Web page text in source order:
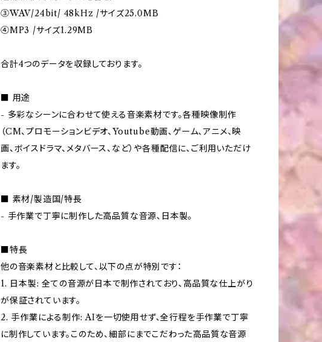
③WAV/24bit/ 48kHz /サイズ25.0MB
④MP3 /サイズ1.29MB
合計4つのデータを収録しております。
■ 用途
- 多彩なシーンに合わせて使える音楽素材です。各種映像制作
（CM、プロモーションビデオ、Youtube動画、ゲーム、アニメ、映
画、ボイスドラマ、メタバース、など）や各種配信に、ご利用いただけ
ます。
■ 素材/製造国/特長
- 手作業で丁寧に制作した高品質な音源、日本製。
■特長
他の音楽素材と比較して、以下の点が特別です：
1. 日本製: 全ての音源が日本で制作されており、高品質な仕上がり
が保証されています。
2. 手作業による制作: AIを一切使用せず、全行程を手作業で丁寧
に制作しています。このため、細部にまでこだわった高品質な音源